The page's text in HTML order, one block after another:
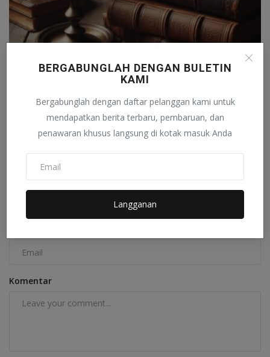
BERGABUNGLAH DENGAN BULETIN
KAMI
Bergabunglah dengan daftar pelanggan kami untuk
mendapatkan berita terbaru, pembaruan, dan
penawaran khusus langsung di kotak masuk Anda
Langganan
Menuntut Ilmu dalam Islam: Anugerah dan Tanggung
Wiranda Rasnika Desember 15, 2023 56
Nama
Komentar